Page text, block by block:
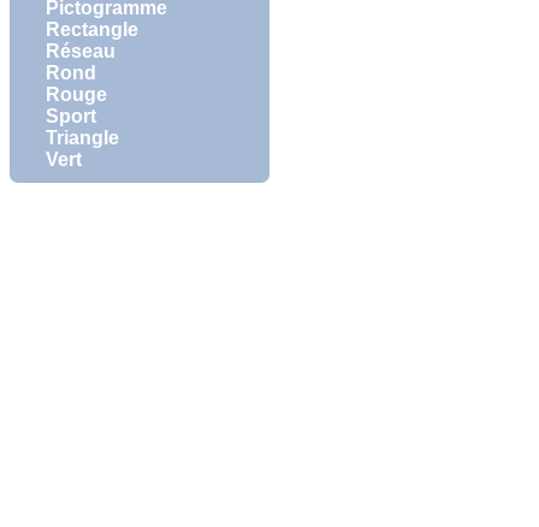
Pictogramme
Rectangle
Réseau
Rond
Rouge
Sport
Triangle
Vert